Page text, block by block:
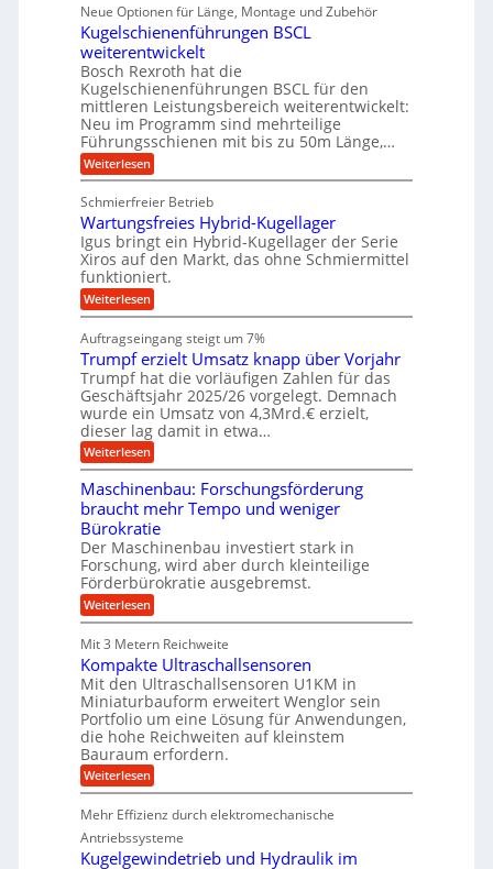
u
e
U
m
g
e
b
u
n
g
e
n
n
g
l
l
e
n
g
f
ü
r
R
a
p
i
d
a
-
M
a
s
c
i
n
e
n
v
o
K
o
e
n
i
g
&
B
a
u
e
r
r
A
u
t
o
m
o
t
i
v
e
n
d
M
a
s
c
h
i
e
n
b
a
u
g
i
t
a
l
e
r
W
e
r
k
z
e
u
g
k
r
e
i
s
a
u
f
Neue Optionen für Länge, Montage und Zubehör
Kugelschienenführungen BSCL
weiterentwickelt
Bosch Rexroth hat die
Kugelschienenführungen BSCL für den
mittleren Leistungsbereich weiterentwickelt:
Neu im Programm sind mehrteilige
Führungsschienen mit bis zu 50m Länge,…
Weiterlesen:
K
g
e
l
s
c
h
i
e
e
n
f
ü
h
r
u
n
g
e
n
B
S
C
L
w
e
i
t
e
r
e
n
t
w
i
c
k
e
l
Schmierfreier Betrieb
Wartungsfreies Hybrid-Kugellager
Igus bringt ein Hybrid-Kugellager der Serie
Xiros auf den Markt, das ohne Schmiermittel
funktioniert.
Weiterlesen:
W
r
t
u
n
g
s
f
r
e
i
e
s
H
y
b
r
i
d
-
u
g
e
l
l
a
g
e
r
Auftragseingang steigt um 7%
Trumpf erzielt Umsatz knapp über Vorjahr
Trumpf hat die vorläufigen Zahlen für das
Geschäftsjahr 2025/26 vorgelegt. Demnach
wurde ein Umsatz von 4,3Mrd.€ erzielt,
dieser lag damit in etwa…
Weiterlesen:
T
u
m
p
f
e
r
z
i
e
t
U
m
s
a
t
z
k
n
a
p
ü
b
Maschinenbau: Forschungsförderung
braucht mehr Tempo und weniger
Bürokratie
Der Maschinenbau investiert stark in
Forschung, wird aber durch kleinteilige
Förderbürokratie ausgebremst.
Weiterlesen:
M
s
c
h
i
n
e
n
b
a
u
F
o
r
s
Mit 3 Metern Reichweite
Kompakte Ultraschallsensoren
Mit den Ultraschallsensoren U1KM in
Miniaturbauform erweitert Wenglor sein
Portfolio um eine Lösung für Anwendungen,
die hohe Reichweiten auf kleinstem
Bauraum erfordern.
Weiterlesen:
K
m
p
a
Mehr Effizienz durch elektromechanische
Antriebssysteme
Kugelgewindetrieb und Hydraulik im